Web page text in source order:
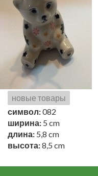
новые товары
символ:082
ширина: 5 cm
длина: 5,8 cm
высота:8,5 cm